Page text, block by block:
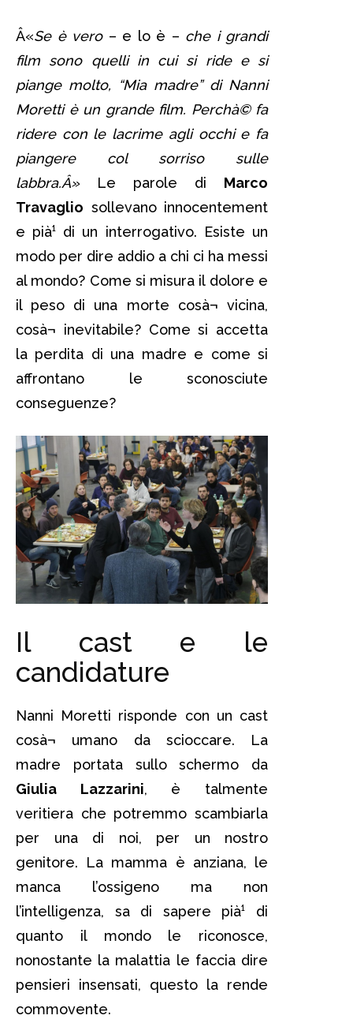
Â«Se è vero– e lo è – che i grandi
film sono quelli in cui si ride e si
piange molto, “Mia madre” di Nanni
Moretti è un grande film. Perchà© fa
ridere con le lacrime agli occhi e fa
piangere col sorriso sulle
labbra.Â»Le parole di Marco
Travaglio sollevano innocentement
e pià¹ di un interrogativo. Esiste un
modo per dire addio a chi ci ha messi
al mondo? Come si misura il dolore e
il peso di una morte cosà¬ vicina,
cosà¬ inevitabile? Come si accetta
la perdita di una madre e come si
affrontano le sconosciute
conseguenze?
Il cast e le
candidature
Nanni Moretti risponde con un cast
cosà¬ umano da scioccare. La
madre portata sullo schermo da
Giulia Lazzarini, è talmente
veritiera che potremmo scambiarla
per una di noi, per un nostro
genitore. La mamma è anziana, le
manca l’ossigeno ma non
l’intelligenza, sa di sapere pià¹ di
quanto il mondo le riconosce,
nonostante la malattia le faccia dire
pensieri insensati, questo la rende
commovente.